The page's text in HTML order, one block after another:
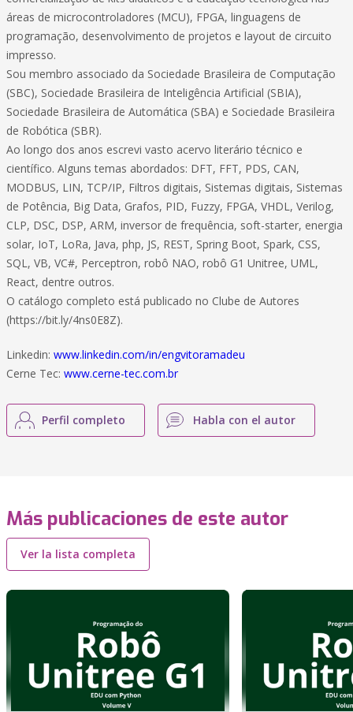
áreas de microcontroladores (MCU), FPGA, linguagens de
programação, desenvolvimento de projetos e layout de circuito
impresso.
Sou membro associado da Sociedade Brasileira de Computação
(SBC), Sociedade Brasileira de Inteligência Artificial (SBIA),
Sociedade Brasileira de Automática (SBA) e Sociedade Brasileira
de Robótica (SBR).
Ao longo dos anos escrevi vasto acervo literário técnico e
científico. Alguns temas abordados: DFT, FFT, PDS, CAN,
MODBUS, LIN, TCP/IP, Filtros digitais, Sistemas digitais, Sistemas
de Potência, Big Data, Grafos, PID, Fuzzy, FPGA, VHDL, Verilog,
CLP, DSC, DSP, ARM, inversor de frequência, soft-starter, energia
solar, IoT, LoRa, Java, php, JS, REST, Spring Boot, Spark, CSS,
SQL, VB, VC#, Perceptron, robô NAO, robô G1 Unitree, UML,
React, dentre outros.
O catálogo completo está publicado no Clube de Autores
(https://bit.ly/4ns0E8Z).
Linkedin: www.linkedin.com/in/engvitoramadeu
Cerne Tec: www.cerne-tec.com.br
Perfil completo Habla con el autor
Más publicaciones de este autor
Ver la lista completa